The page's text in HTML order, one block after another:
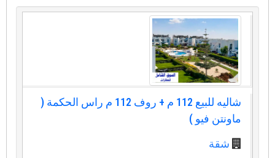
شاليه للبيع 112 م + روف 112 م راس الحكمة (
ماونتن فيو )
شقة